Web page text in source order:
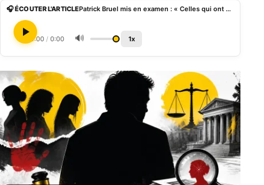
🎧 ÉCOUTER L'ARTICLE Patrick Bruel mis en examen : « Celles qui ont déposé des plaintes ont menti »
0:00 / 0:00 🔊 1x